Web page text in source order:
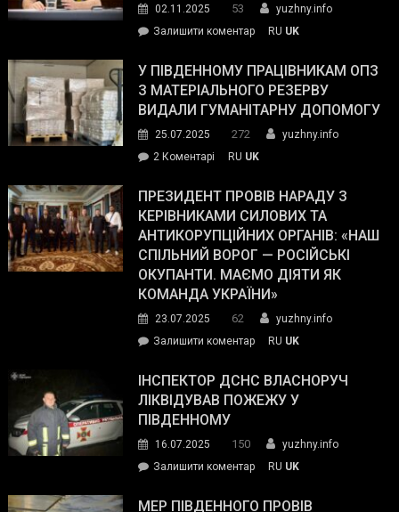
02.11.2025 53
yuzhny.info
Залишити коментарon
завойовує
симпатії
виборців
The
Street
Journal.
RU UK
У ПІВДЕННОМУ ПРАЦІВНИКАМ ОПЗ
З МАТЕРІАЛЬНОГО РЕЗЕРВУ
ВИДАЛИ ГУМАНІТАРНУ ДОПОМОГУ
25.07.2025 272
yuzhny.info
2 Коментарі
Південному
працівникам
ОПЗ
з
матеріального
резерву
гуманітарну
допомогу
RU UK
ПРЕЗИДЕНТ ПРОВІВ НАРАДУ З
КЕРІВНИКАМИ СИЛОВИХ ТА
АНТИКОРУПЦІЙНИХ ОРГАНІВ: «НАШ
СПІЛЬНИЙ ВОРОГ — РОСІЙСЬКІ
ОКУПАНТИ. МАЄМО ДІЯТИ ЯК
КОМАНДА УКРАЇНИ»
23.07.2025 62
yuzhny.info
Залишити коментарon
провів
нараду
силових
та
органів:
RU UK
ІНСПЕКТОР ДСНС ВЛАСНОРУЧ
ЛІКВІДУВАВ ПОЖЕЖУ У
ПІВДЕННОМУ
16.07.2025 150
yuzhny.info
Залишити коментарon
ДСНС
RU UK
МЕР ПІВДЕННОГО ПРОВІВ